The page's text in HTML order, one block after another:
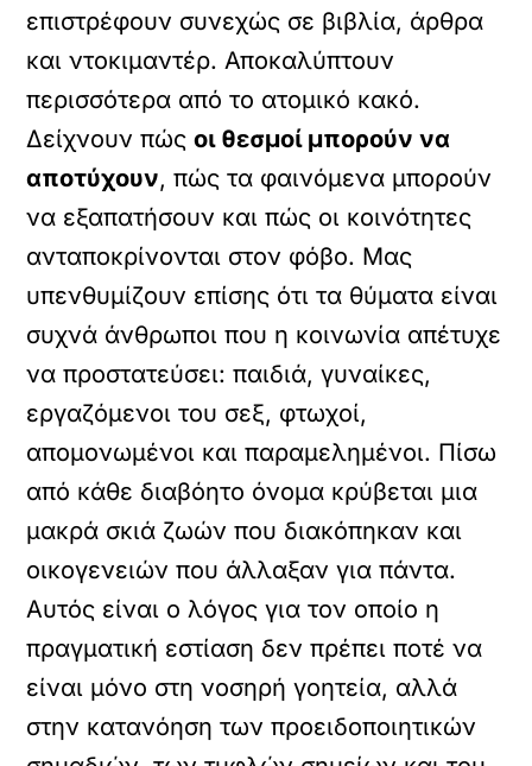
επιστρέφουν συνεχώς σε βιβλία, άρθρα
και ντοκιμαντέρ. Αποκαλύπτουν
περισσότερα από το ατομικό κακό.
Δείχνουν πώςοι θεσμοί μπορούν να
αποτύχουν, πώς τα φαινόμενα μπορούν
να εξαπατήσουν και πώς οι κοινότητες
ανταποκρίνονται στον φόβο. Μας
υπενθυμίζουν επίσης ότι τα θύματα είναι
συχνά άνθρωποι που η κοινωνία απέτυχε
να προστατεύσει: παιδιά, γυναίκες,
εργαζόμενοι του σεξ, φτωχοί,
απομονωμένοι και παραμελημένοι. Πίσω
από κάθε διαβόητο όνομα κρύβεται μια
μακρά σκιά ζωών που διακόπηκαν και
οικογενειών που άλλαξαν για πάντα.
Αυτός είναι ο λόγος για τον οποίο η
πραγματική εστίαση δεν πρέπει ποτέ να
είναι μόνο στη νοσηρή γοητεία, αλλά
στην κατανόηση των προειδοποιητικών